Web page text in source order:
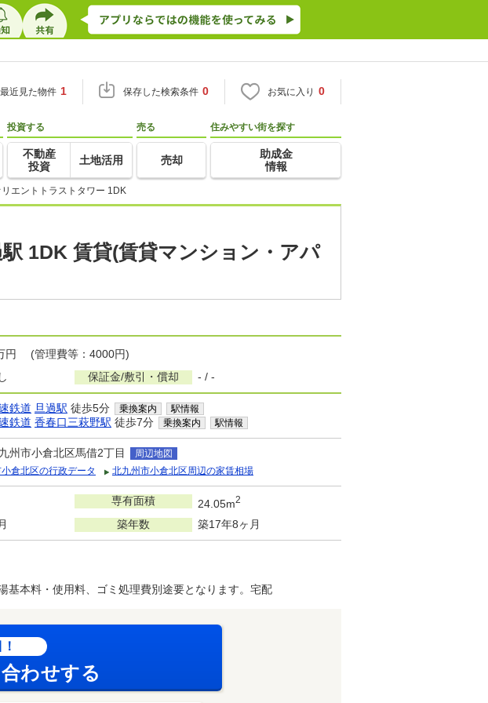
最近見た物件 1 保存した検索条件 0 お気に入り 0
投資する
不動産
投資
土地活用
売る
売却
住みやすい街を探す
助成金
情報
エントトラストタワー 1DK
1DK 賃貸(賃貸マンション・アパ
円 (管理費等：4000円)
保証金/敷引・償却 - / -
鉄道 旦過駅 徒歩5分 乗換案内 駅情報
鉄道 香春口三萩野駅 徒歩7分 乗換案内 駅情報
州市小倉北区馬借2丁目
周辺地図
倉北区の行政データ
北九州市小倉北区周辺の家賃相場
専有面積 24.05m2
築年数 築17年8ヶ月
基本料・使用料、ゴミ処理費別途要となります。宅配
わせする